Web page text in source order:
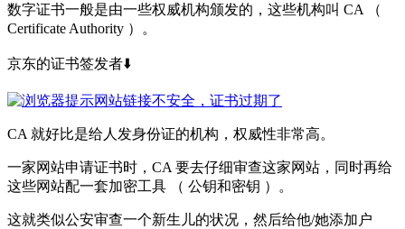
数字证书一般是由一些权威机构颁发的，这些机构叫 CA （
Certificate Authority ）。
京东的证书签发者⬇️
CA 就好比是给人发身份证的机构，权威性非常高。
一家网站申请证书时，CA 要去仔细审查这家网站，同时再给
这些网站配一套加密工具 （ 公钥和密钥 ）。
这就类似公安审查一个新生儿的状况，然后给他/她添加户